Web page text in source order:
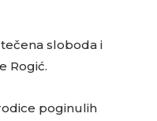
sloboda i
Rogić.
poginulih